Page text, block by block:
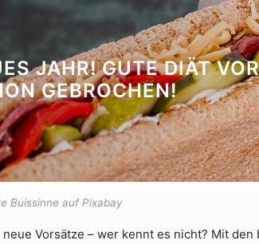
JAHR! GUTE DIÄT
GEBROCHEN!
Buissinne auf Pixabay
neue Vorsätze – wer kennt es nicht? Mit